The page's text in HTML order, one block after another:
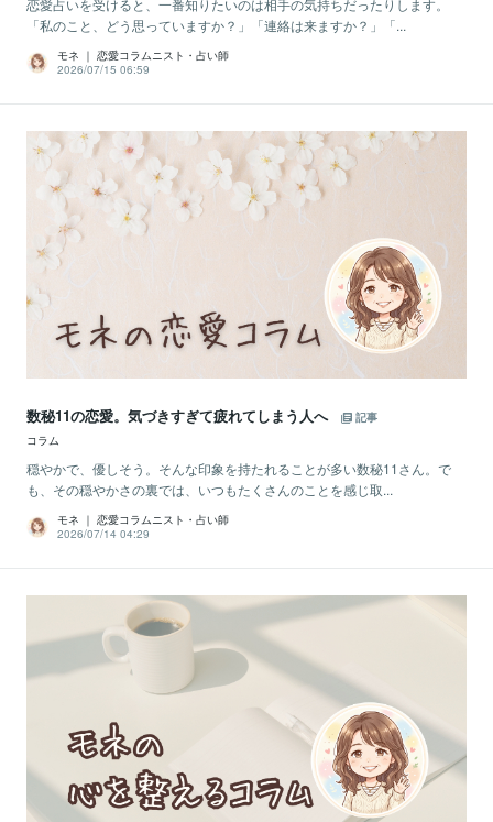
恋愛占いを受けると、一番知りたいのは相手の気持ちだったりします。
「私のこと、どう思っていますか？」「連絡は来ますか？」「...
モネ ｜ 恋愛コラムニスト・占い師
2026/07/15 06:59
数秘11の恋愛。気づきすぎて疲れてしまう人へ
記事
コラム
穏やかで、優しそう。そんな印象を持たれることが多い数秘11さん。で
も、その穏やかさの裏では、いつもたくさんのことを感じ取...
モネ ｜ 恋愛コラムニスト・占い師
2026/07/14 04:29